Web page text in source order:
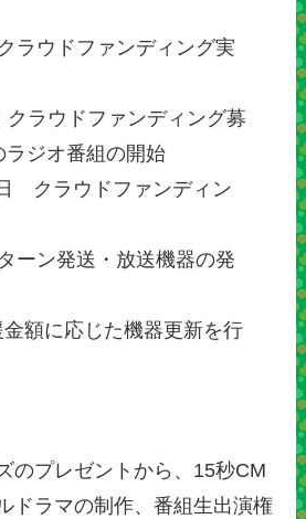
ラウドファンディング実
クラウドファンディング募
ジオ番組の開始
クラウドファンディン
ーン発送・放送機器の発
額に応じた機器更新を行
のプレゼントから、15秒CM
ドラマの制作、番組生出演権